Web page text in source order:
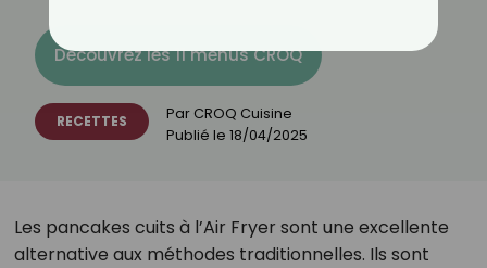
Découvrez les 11 menus CROQ
RECETTES Par CROQ Cuisine
Publié le 18/04/2025
Les pancakes cuits à l’Air Fryer sont une excellente
alternative aux méthodes traditionnelles. Ils sont